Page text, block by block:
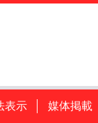
表示 媒体掲載